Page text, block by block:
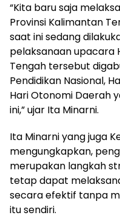
‎“Kita baru saja
Provinsi Kalimantan
saat ini sedang
pelaksanaan upacara
Tengah tersebut
Pendidikan Nasional,
Hari Otonomi Daerah
ini,” ujar Ita Minarni.
‎‎Ita Minarni yang juga
mengungkapkan,
merupakan langkah
tetap dapat
secara efektif tanpa
itu sendiri.